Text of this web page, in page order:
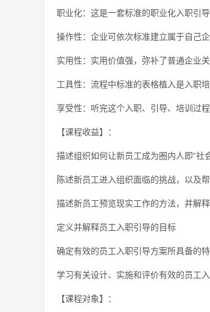
职业化：这是一套标准的职业化入职引
操作性：企业可依次标准建立属于自己
实用性：实用价值强，弥补了普通企业
工具性：流程中标准的表格植入是入职
享受性：听完这个入职、引导、培训过
【课程收益】：
描述组织如何让新员工成为圈内人即“社
陈述新员工进入组织面临的挑战，以及
描述新员工预览现实工作的方法，并解
定义并解释员工入职引导的目标
确定有效的员工入职引导方案所具备的
学习有关设计、实施和评价有效的员工
【课程对象】：